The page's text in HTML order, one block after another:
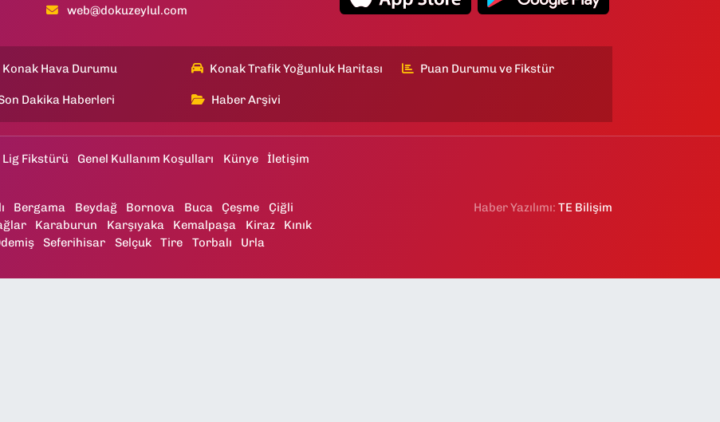
web@dokuzeylul.com
Konak Hava Durumu Konak Trafik Yoğunluk Haritası Puan Durumu ve Fikstür
Dakika Haberleri Haber Arşivi
Lig Fikstürü Genel Kullanım Koşulları Künye
İletişim
Bergama Beydağ Bornova Buca Çeşme
Çiğli
Karaburun Karşıyaka Kemalpaşa Kiraz
Kınık
Seferihisar Selçuk Tire Torbalı Urla
Haber Yazılımı:TE Bilişim